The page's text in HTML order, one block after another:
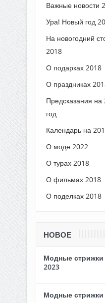
Важные новости
Ура! Новый год
На новогодний
2018
О подарках 2018
О праздниках
Предсказания на
год
Календарь на
О моде 2022
О турах 2018
О фильмах 2018
О поделках 2018
НОВОЕ
Модные стрижки
2023
Модные стрижки